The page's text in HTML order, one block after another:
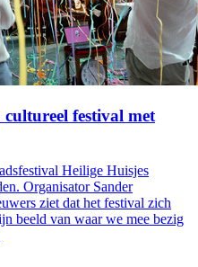
festival met
Heilige Huisjes
Organisator Sander
ziet dat het festival zich
beeld van waar we mee bezig